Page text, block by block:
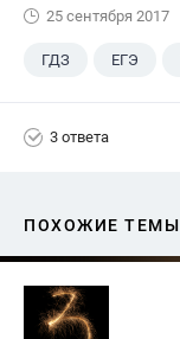
25 сентября 2017
ГДЗ ЕГЭ
3 ответа
ПОХОЖИЕ ТЕМЫ